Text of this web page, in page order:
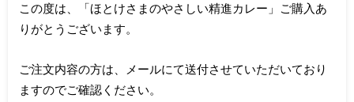
この度は、「ほとけさまのやさしい精進カレー」ご購入あ
りがとうございます。
ご注文内容の方は、メールにて送付させていただいており
ますのでご確認ください。